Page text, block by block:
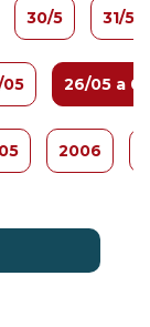
30/5 31/5
05 26/05 a
2006